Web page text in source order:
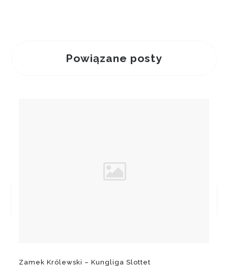
Powiązane posty
Zamek Królewski – Kungliga Slottet